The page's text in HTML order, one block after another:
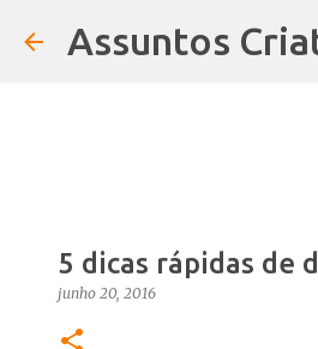
Assuntos
5 dicas rápidas de
junho 20, 2016